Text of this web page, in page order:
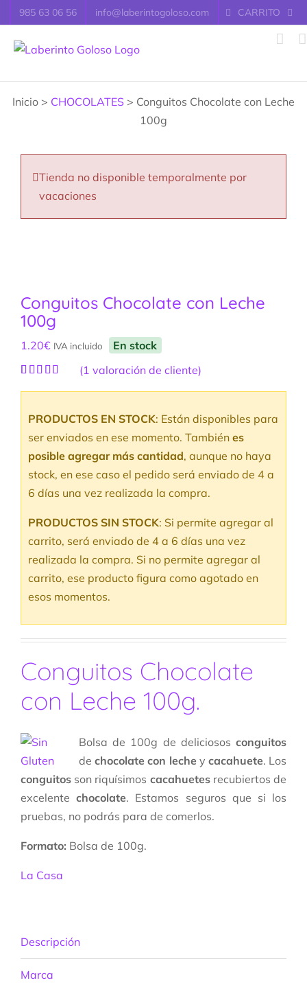
Saltar
al
contenido
985 63 06 56 info@laberintogoloso.com CARRITO
Inicio > CHOCOLATES > Conguitos Chocolate con Leche
100g
Tienda no disponible temporalmente por
vacaciones
Conguitos Chocolate con Leche
100g
1.20€ IVA incluido En stock
base a
de un
cliente
(1 valoración de cliente)
PRODUCTOS EN STOCK: Están disponibles para
ser enviados en ese momento. También es
posible agregar más cantidad, aunque no haya
stock, en ese caso el pedido será enviado de 4 a
6 días una vez realizada la compra.
PRODUCTOS SIN STOCK: Si permite agregar al
carrito, será enviado de 4 a 6 días una vez
realizada la compra. Si no permite agregar al
carrito, ese producto figura como agotado en
esos momentos.
Conguitos Chocolate
con Leche 100g.
Bolsa de 100g de deliciosos conguitos
dechocolate con leche y cacahuete. Los
conguitos son riquísimos cacahuetesrecubiertos de
excelentechocolate. Estamos seguros que si los
pruebas, no podrás para de comerlos.
Formato: Bolsa de 100g.
La Casa
Descripción
Marca